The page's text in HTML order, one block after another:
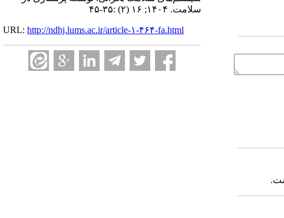
سلامت. ۱۴۰۴; ۱۶ (۲) :۳۵-۴۵
URL: http://ndhj.lums.ac.ir/article-۱-۴۶۴-fa.html